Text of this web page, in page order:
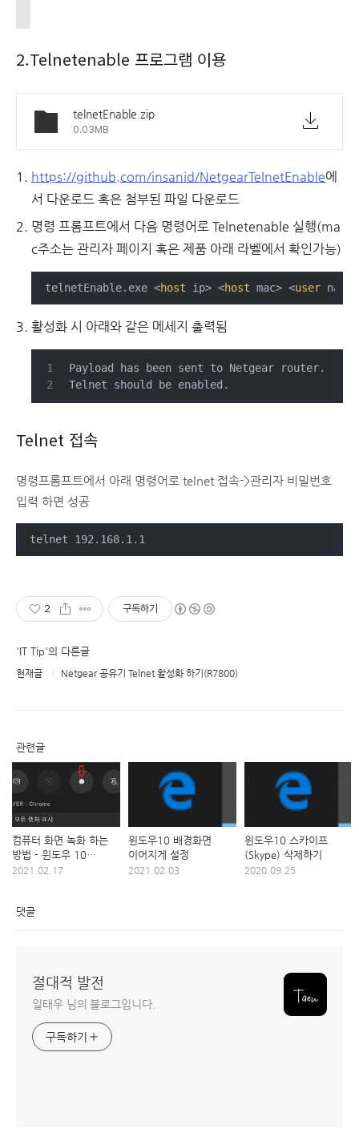
2.Telnetenable 프로그램 이용
telnetEnable.zip
0.03MB
https://github.com/insanid/NetgearTelnetEnable에
서 다운로드 혹은 첨부된 파일 다운로드
명령 프롬프트에서 다음 명령어로 Telnetenable 실행(ma
c주소는 관리자 페이지 혹은 제품 아래 라벨에서 확인가능)
telnetEnable.exe <host ip> <host mac> <user name
활성화 시 아래와 같은 메세지 출력됨
Payload has been sent to Netgear router.
Telnet should be enabled.
Telnet 접속
명령프롬프트에서 아래 명령어로 telnet 접속->관리자 비밀번호
입력 하면 성공
telnet 192.168.1.1
2 구독하기
'IT Tip'의 다른글
현재글 Netgear 공유기 Telnet 활성화 하기(R7800)
관련글
컴퓨터 화면 녹화 하는
방법 - 윈도우 10
기본기능
2021.02.17
윈도우10 배경화면
이어지게 설정
2021.02.03
윈도우10 스카이프
(Skype) 삭제하기
2020.09.25
댓글
절대적 발전
일태우 님의 블로그입니다.
구독하기